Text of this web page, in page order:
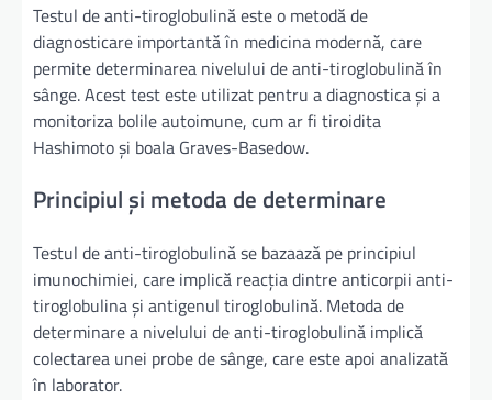
Testul de anti-tiroglobulină este o metodă de
diagnosticare importantă în medicina modernă, care
permite determinarea nivelului de anti-tiroglobulină în
sânge. Acest test este utilizat pentru a diagnostica și a
monitoriza bolile autoimune, cum ar fi tiroidita
Hashimoto și boala Graves-Basedow.
Principiul și metoda de determinare
Testul de anti-tiroglobulină se bazaază pe principiul
imunochimiei, care implică reacția dintre anticorpii anti-
tiroglobulina și antigenul tiroglobulină. Metoda de
determinare a nivelului de anti-tiroglobulină implică
colectarea unei probe de sânge, care este apoi analizată
în laborator.